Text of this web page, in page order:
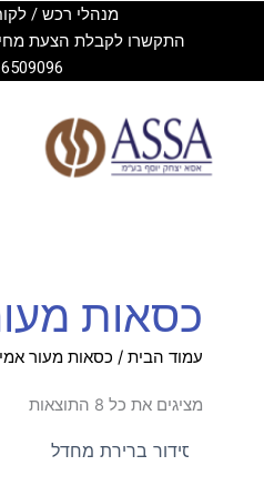
מנהלי רכש /
התקשרו לקבלת הצעת
כסאות
עמוד הבית / כסאות מעור
מציגים את כל ⁦8⁩ התוצאות